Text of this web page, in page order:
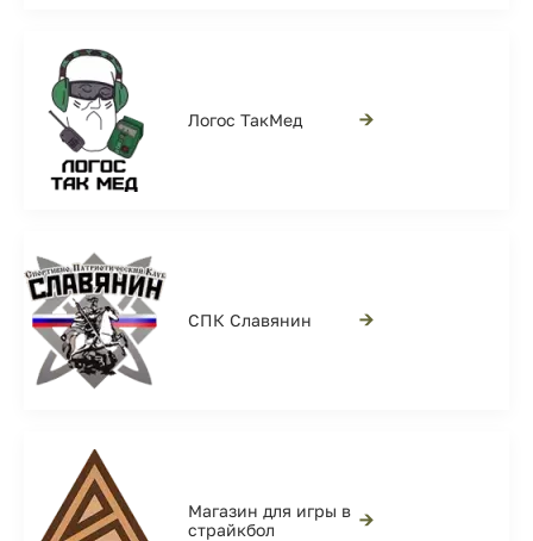
Логос ТакМед →
СПК Славянин →
Магазин для игры в
страйкбол
→